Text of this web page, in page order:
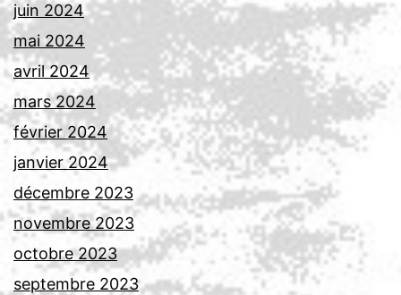
juin 2024
mai 2024
avril 2024
mars 2024
février 2024
janvier 2024
décembre 2023
novembre 2023
octobre 2023
septembre 2023